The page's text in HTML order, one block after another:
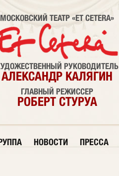
МОСКОВСКИЙ ТЕАТР «ET CETERA»
РУКОВОДИТЕЛЬ
АЛЕКСАНДР КАЛЯГИН
ГЛАВНЫЙ РЕЖИССЕР
РОБЕРТ СТУРУА
НОВОСТИ ПРЕССА